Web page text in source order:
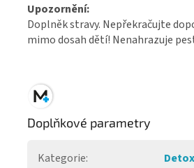
Upozornění:
Doplněk stravy. Nepřekračujte
mimo dosah dětí! Nenahrazuje
Doplňkové parametry
Kategorie:
Detox